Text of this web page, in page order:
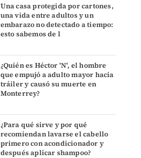
Una casa protegida por cartones,
una vida entre adultos y un
embarazo no detectado a tiempo:
esto sabemos de l
¿Quién es Héctor 'N', el hombre
que empujó a adulto mayor hacia
tráiler y causó su muerte en
Monterrey?
¿Para qué sirve y por qué
recomiendan lavarse el cabello
primero con acondicionador y
después aplicar shampoo?